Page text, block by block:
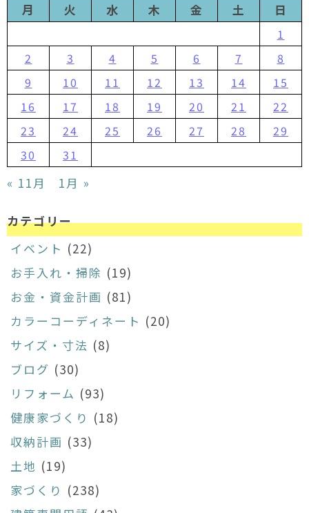
月
火 水 木 金 土 日
1
2
3 4 5 6 7
8
9
10 11 12 13 14
15
16
17 18 19 20 21
22
23
24 25 26 27 28
29
30
31
« 11月 1月 »
カテゴリー
イベント (22)
お手入れ・掃除 (19)
お金・資金計画 (81)
カラーコーディネート (20)
サイズ・寸法 (8)
ブログ (30)
リフォーム (93)
健康家づくり (18)
収納計画 (33)
土地 (19)
家づくり (238)